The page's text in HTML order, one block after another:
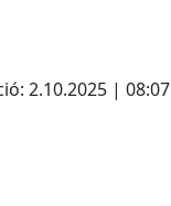
2.10.2025 | 08:07